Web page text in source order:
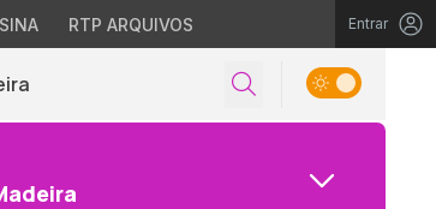
RTP ARQUIVOS Entrar